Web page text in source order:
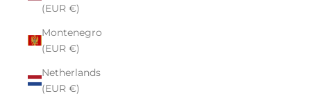
(EUR €)
Montenegro
(EUR €)
Netherlands
(EUR €)